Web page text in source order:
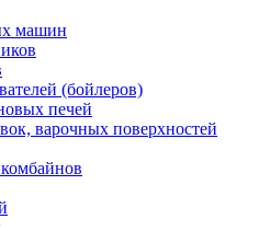
машин
(бойлеров)
печей
варочных поверхностей